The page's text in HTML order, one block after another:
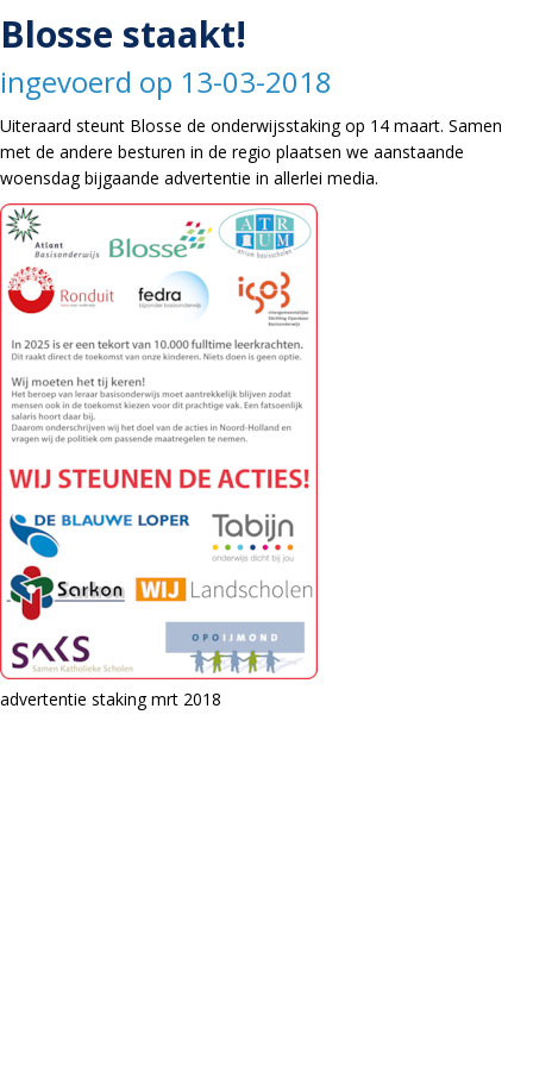
Blosse staakt!
ingevoerd op 13-03-2018
Uiteraard steunt Blosse de onderwijsstaking op 14 maart. Samen
met de andere besturen in de regio plaatsen we aanstaande
woensdag bijgaande advertentie in allerlei media.
advertentie staking mrt 2018